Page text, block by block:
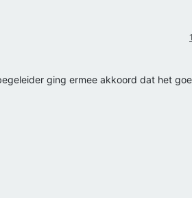
ging ermee akkoord dat het